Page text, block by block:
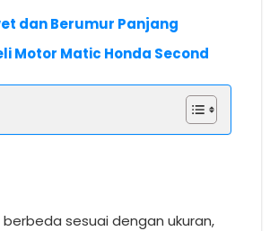
dan Berumur Panjang
Motor Matic Honda Second
sesuai dengan ukuran,